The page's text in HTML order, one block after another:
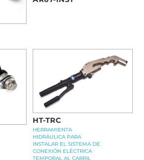
HT-TRC
HERRAMIENTA
HIDRÁULICA PARA
INSTALAR EL SISTEMA DE
CONEXIÓN ELÉCTRICA
TEMPORAL AL CARRIL